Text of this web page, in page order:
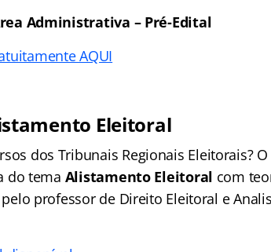
Administrativa – Pré-Edital
AQUI
Eleitoral
dos Tribunais Regionais Eleitorais?
do tema Alistamento Eleitoral com
professor de Direito Eleitoral e